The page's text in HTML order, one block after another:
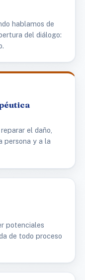
hablamos de
del diálogo:
el daño,
persona y a la
potenciales
de todo proceso